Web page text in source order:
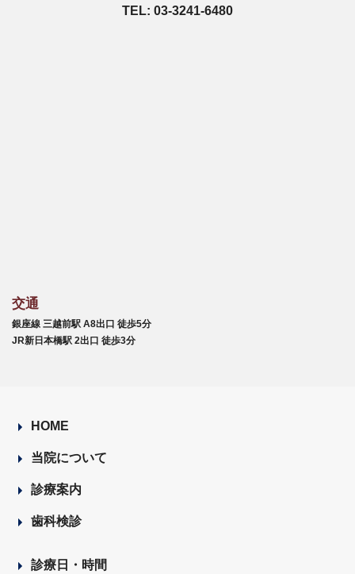
TEL: 03-3241-6480
交通
銀座線 三越前駅 A8出口 徒歩5分
JR新日本橋駅 2出口 徒歩3分
HOME
当院について
診療案内
歯科検診
診療日・時間